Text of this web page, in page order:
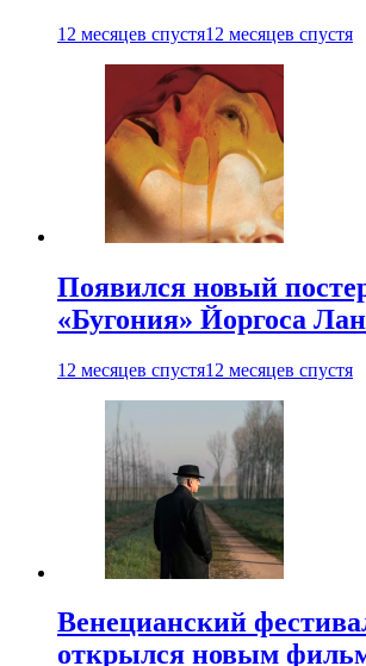
12 месяцев спустя12 месяцев спустя
Появился новый
«Бугония» Йоргоса
12 месяцев спустя12 месяцев спустя
Венецианский
открылся новым